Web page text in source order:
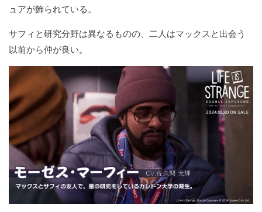
ュアが飾られている。
サフィと研究分野は異なるものの、二人はマックスと出会う
以前から仲が良い。